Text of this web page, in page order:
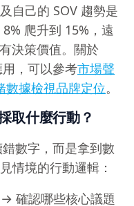
自己的 SOV 趨勢是
爬升到 15%，遠
決策價值。關於
，可以參考市場聲
數據檢視品牌定位。
取什麼行動？
數字，而是拿到數
情境的行動邏輯：
→ 確認哪些核心議題